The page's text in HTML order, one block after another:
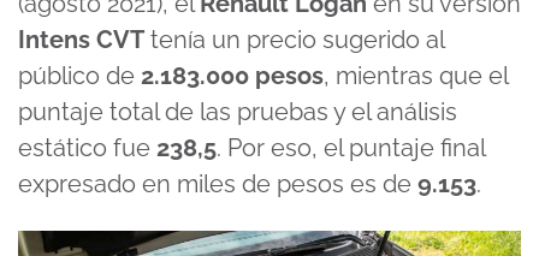
Intens CVT tenía un precio sugerido al
público de 2.183.000 pesos, mientras que el
puntaje total de las pruebas y el análisis
estático fue 238,5. Por eso, el puntaje final
expresado en miles de pesos es de 9.153.